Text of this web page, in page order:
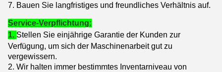
7. Bauen Sie langfristiges und freundliches Verhältnis auf.
Service-Verpflichtung:
1. Stellen Sie einjährige Garantie der Kunden zur
Verfügung, um sich der Maschinenarbeit gut zu
vergewissern.
2. Wir halten immer bestimmtes Inventarniveau von